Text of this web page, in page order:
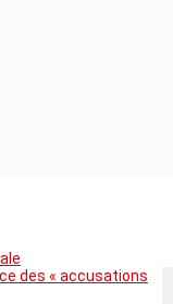
des « accusations